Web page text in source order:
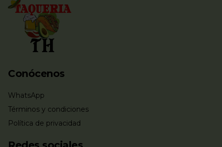
Conócenos
WhatsApp
Términos y condiciones
Política de privacidad